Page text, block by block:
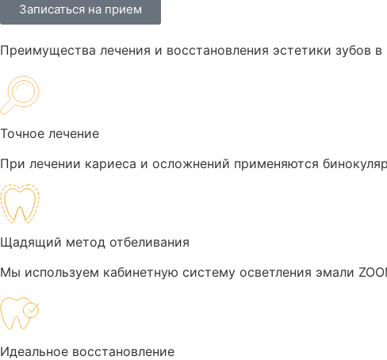
Записаться на прием
Преимущества лечения и восстановления эстетики зубов
Точное лечение
При лечении кариеса и осложнений применяются
Щадящий метод отбеливания
Мы используем кабинетную систему осветления эмали
Идеальное восстановление